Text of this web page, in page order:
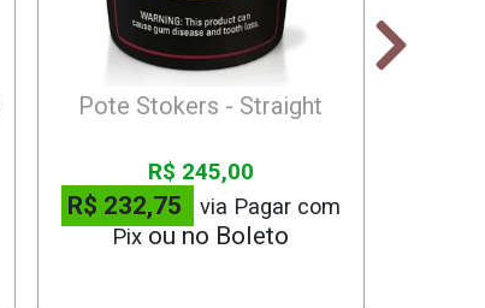
Pote Stokers - Straight
R$ 245,00
R$ 232,75
via Pagar com
Pix